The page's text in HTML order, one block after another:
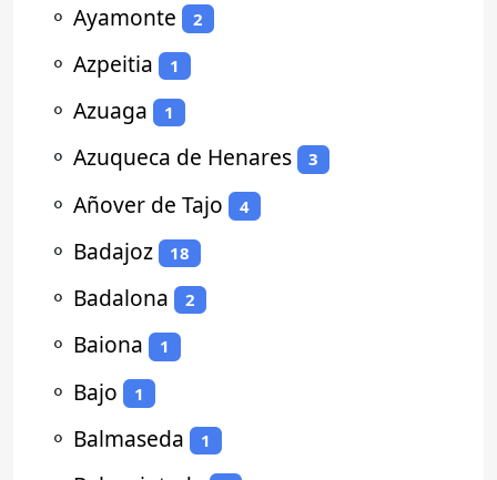
⚬ Ayamonte 2
⚬ Azpeitia 1
⚬ Azuaga 1
⚬ Azuqueca de Henares 3
⚬ Añover de Tajo 4
⚬ Badajoz 18
⚬ Badalona 2
⚬ Baiona 1
⚬ Bajo 1
⚬ Balmaseda 1